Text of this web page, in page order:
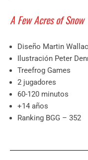
A Few Acres of Snow
Diseño Martin
Ilustración Peter
Treefrog Games
2 jugadores
60-120 minutos
+14 años
Ranking BGG – 352